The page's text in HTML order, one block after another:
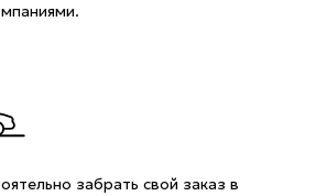
забрать свой заказ в